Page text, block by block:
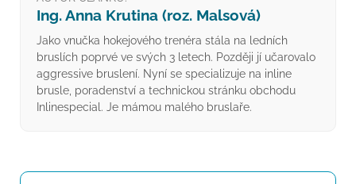
Ing. Anna Krutina (roz. Malsová)
Jako vnučka hokejového trenéra stála na ledních
bruslích poprvé ve svých 3 letech. Později jí učarovalo
aggressive bruslení. Nyní se specializuje na inline
brusle, poradenství a technickou stránku obchodu
Inlinespecial. Je mámou malého bruslaře.